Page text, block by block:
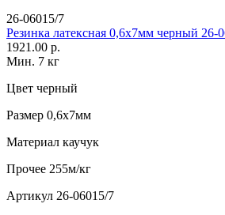
26-06015/7
Резинка латексная 0,6х7мм черный 26-
1921.00 р.
Мин. 7 кг
Цвет черный
Размер 0,6х7мм
Материал каучук
Прочее 255м/кг
Артикул 26-06015/7